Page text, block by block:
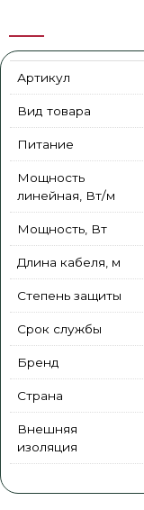
Артикул
Вид товара
Питание
Мощность
линейная, Вт/м
Мощность, Вт
Длина кабеля, м
Степень защиты
Срок службы
Бренд
Страна
Внешняя
изоляция